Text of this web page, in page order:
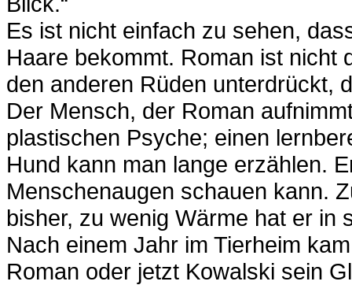
Es ist nicht einfach zu sehen,
Haare bekommt. Roman ist nicht
den anderen Rüden unterdrückt,
Der Mensch, der Roman
plastischen Psyche; einen
Hund kann man lange erzählen.
Menschenaugen schauen kann.
bisher, zu wenig Wärme hat er in
Nach einem Jahr im Tierheim
Roman oder jetzt Kowalski sein